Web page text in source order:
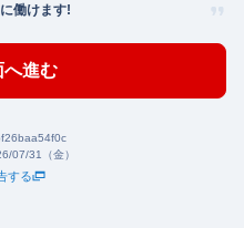
働けます!
へ進む
07/31（金）
する